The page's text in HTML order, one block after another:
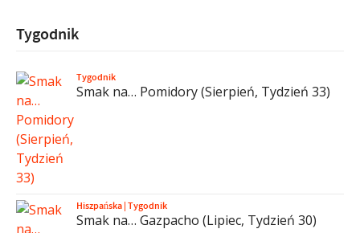
Tygodnik
Tygodnik
Smak na… Pomidory (Sierpień, Tydzień 33)
Hiszpańska|Tygodnik
Smak na… Gazpacho (Lipiec, Tydzień 30)